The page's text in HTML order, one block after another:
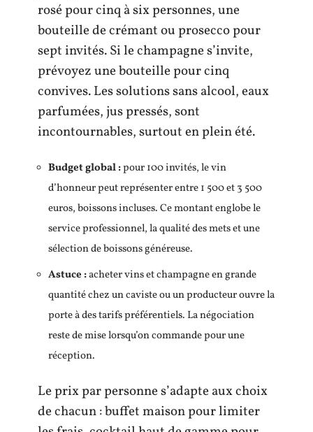
rosé pour cinq à six personnes, une
bouteille de crémant ou prosecco pour
sept invités. Si le champagne s’invite,
prévoyez une bouteille pour cinq
convives. Les solutions sans alcool, eaux
parfumées, jus pressés, sont
incontournables, surtout en plein été.
Budget global :pour 100 invités, le vin
d’honneur peut représenter entre 1 500 et 3 500
euros, boissons incluses. Ce montant englobe le
service professionnel, la qualité des mets et une
sélection de boissons généreuse.
Astuce :acheter vins et champagne en grande
quantité chez un caviste ou un producteur ouvre la
porte à des tarifs préférentiels. La négociation
reste de mise lorsqu’on commande pour une
réception.
Le prix par personne s’adapte aux choix
de chacun : buffet maison pour limiter